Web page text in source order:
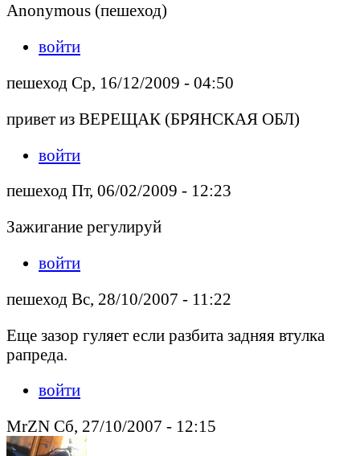
Anonymous (пешеход)
войти
пешеход Ср, 16/12/2009 - 04:50
привет из ВЕРЕЩАК (БРЯНСКАЯ ОБЛ)
войти
пешеход Пт, 06/02/2009 - 12:23
Зажигание регулируй
войти
пешеход Вс, 28/10/2007 - 11:22
Еще зазор гуляет если разбита задняя втулка
рапреда.
войти
MrZN Сб, 27/10/2007 - 12:15